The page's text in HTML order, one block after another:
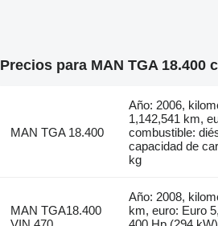
Precios para MAN TGA 18.400
MAN TGA 18.400
Año: 2006,
1,142,541 km,
combustible:
capacidad de
kg
MAN TGA18.400
Año: 2008,
km, euro: Euro